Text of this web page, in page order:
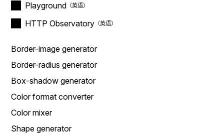
Playground
HTTP Observatory
Border-image generator
Border-radius generator
Box-shadow generator
Color format converter
Color mixer
Shape generator